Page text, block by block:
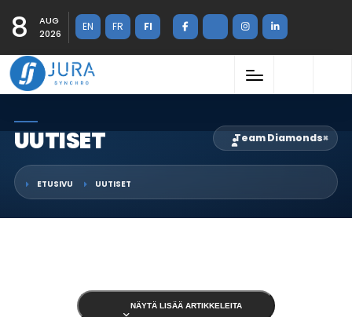
8
AUG
2026
EN FR FI
UUTISET Team Diamonds×
ETUSIVU UUTISET
NÄYTÄ LISÄÄ ARTIKKELEITA